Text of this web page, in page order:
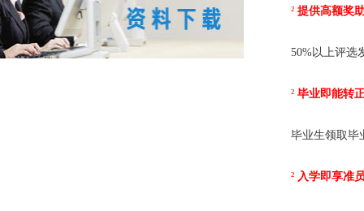
² 提供高额奖
50%以上评选
² 毕业即能转
毕业生领取毕
² 入学即享准